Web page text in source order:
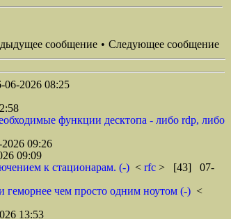
сообщение • Следующее сообщение
2026 08:25
функции десктопа - либо rdp, либо
09:26
09:09
к стационарам. (-) < rfc > [43] 07-
геморнее чем просто одним ноутом (-) <
13:53